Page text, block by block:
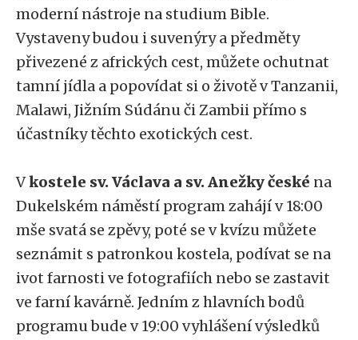
moderní nástroje na studium Bible.
Vystaveny budou i suvenýry a předměty
přivezené z afrických cest, můžete ochutnat
tamní jídla a popovídat si o životě v Tanzanii,
Malawi, Jižním Súdánu či Zambii přímo s
účastníky těchto exotických cest.
Vkostele sv. Václava a sv. Anežky české na
Dukelském náměstí program zahájí v 18:00
mše svatá se zpěvy, poté se v kvízu můžete
seznámit s patronkou kostela, podívat se na
ivot farnosti ve fotografiích nebo se zastavit
ve farní kavárně. Jedním z hlavních bodů
programu bude v 19:00 vyhlášení výsledků